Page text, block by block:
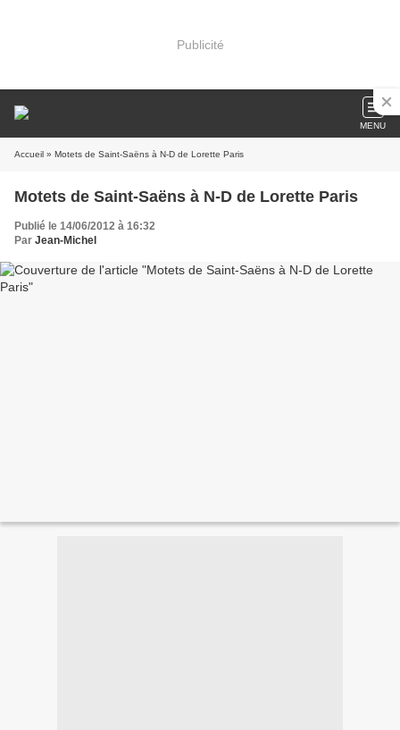
Publicité
MENU
Accueil » Motets de Saint-Saëns à N-D de Lorette Paris
Motets de Saint-Saëns à N-D de Lorette Paris
Publié le 14/06/2012 à 16:32
Par Jean-Michel